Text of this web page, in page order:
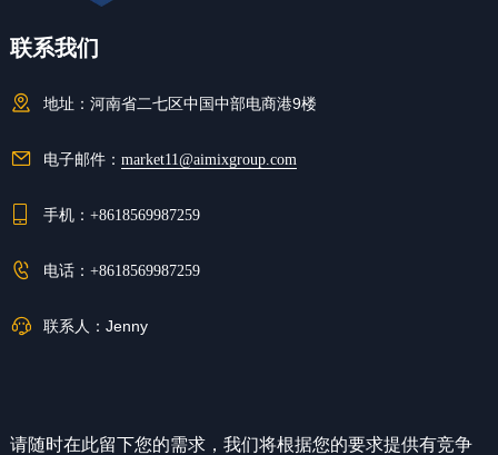
联系我们
地址： 河南省二七区中国中部电商港9楼
电子邮件： market11@aimixgroup.com
手机： +8618569987259
电话： +8618569987259
联系人： Jenny
请随时在此留下您的需求，我们将根据您的要求提供有竞争